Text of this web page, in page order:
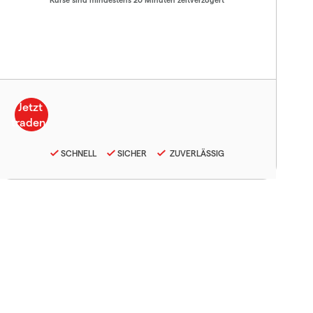
SCHNELL SICHER ZUVERLÄSSIG